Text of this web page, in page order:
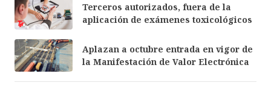
Terceros autorizados, fuera de la
aplicación de exámenes toxicológicos
Aplazan a octubre entrada en vigor de
la Manifestación de Valor Electrónica